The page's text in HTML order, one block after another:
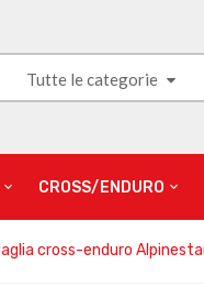
Tutte le categorie
CROSS/ENDURO
cross-enduro